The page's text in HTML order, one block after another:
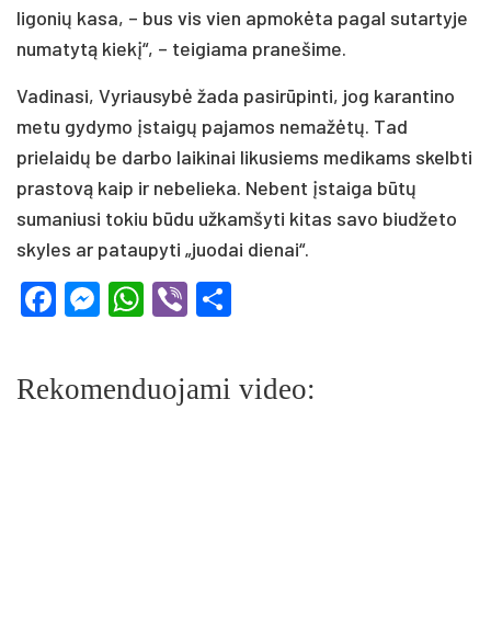
ligonių kasa, – bus vis vien apmokėta pagal sutartyje
numatytą kiekį“, – teigiama pranešime.
Vadinasi, Vyriausybė žada pasirūpinti, jog karantino
metu gydymo įstaigų pajamos nemažėtų. Tad
prielaidų be darbo laikinai likusiems medikams skelbti
prastovą kaip ir nebelieka. Nebent įstaiga būtų
sumaniusi tokiu būdu užkamšyti kitas savo biudžeto
skyles ar pataupyti „juodai dienai“.
Facebook
Messenger
WhatsApp
Viber
Rekomenduojami video: